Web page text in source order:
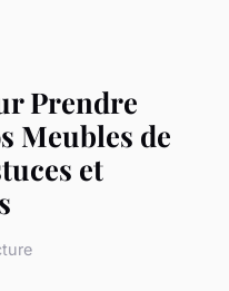
Prendre
Meubles de
et